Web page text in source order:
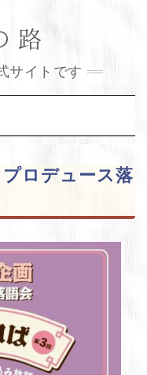
路
サイトです
ロデュース落